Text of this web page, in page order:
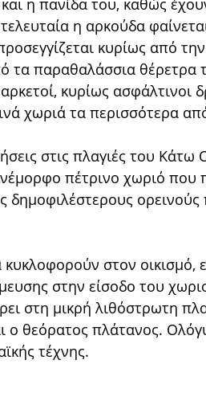
η πανίδα του, καθώς
η αρκούδα
κυρίως από
τα παραθαλάσσια θέρετρα
κυρίως ασφάλτινοι
χωριά τα περισσότερα
στις πλαγιές του
πέτρινο χωριό που
δημοφιλέστερους
κυκλοφορούν στον
στην είσοδο του
στη μικρή λιθόστρωτη
ο θεόρατος πλάτανος.
τέχνης.